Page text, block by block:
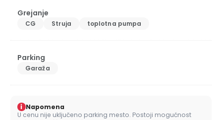
Grejanje
CG Struja toplotna pumpa
Parking
Garaža
i Napomena
U cenu nije uključeno parking mesto. Postoji mogućnost